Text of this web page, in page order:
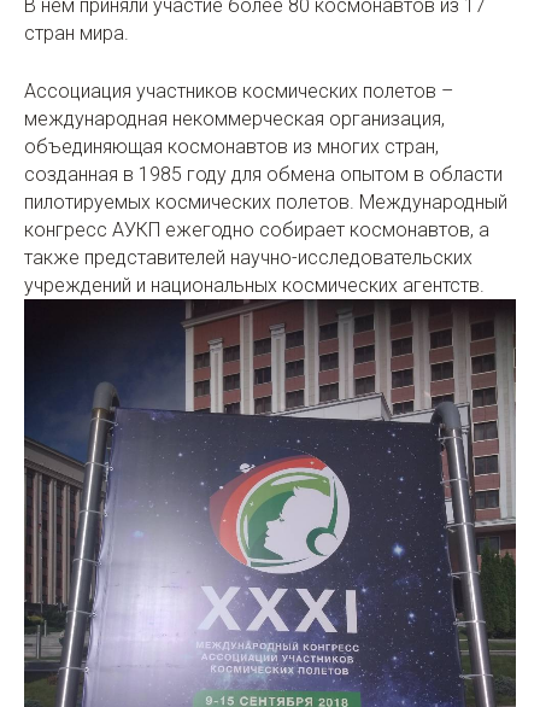
В нем приняли участие более 80 космонавтов из 17
стран мира.
Ассоциация участников космических полетов –
международная некоммерческая организация,
объединяющая космонавтов из многих стран,
созданная в 1985 году для обмена опытом в области
пилотируемых космических полетов. Международный
конгресс АУКП ежегодно собирает космонавтов, а
также представителей научно-исследовательских
учреждений и национальных космических агентств.